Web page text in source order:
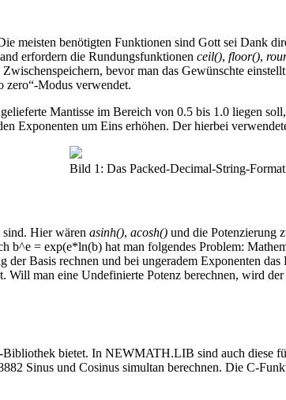
meisten benötigten Funktionen sind Gott sei Dank
erfordern die Rundungsfunktionen ceil(), floor(),
bevor man das Gewünschte
zero“-Modus verwendet.
Mantisse im Bereich von 0.5 bis 1.0 liegen
Exponenten um Eins erhöhen. Der hierbei
Bild 1: Das Packed-Decimal-String-Format
Hier wären asinh(), acosh() und die Potenzierung
b^e = exp(e*ln(b) hat man folgendes Problem:
Basis rechnen und bei ungeradem Exponenten
Will man eine Undefinierte Potenz berechnen, wird
bietet. In NEWMATH.LIB sind auch diese
Sinus und Cosinus simultan berechnen. Die C-